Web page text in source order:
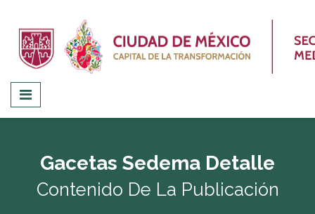
Gacetas Sedema Detalle
Contenido De La Publicación